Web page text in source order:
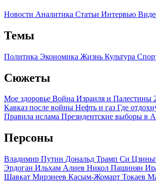
Новости Аналитика Статьи Интервью
Темы
Политика Экономика Жизнь Культура
Сюжеты
Мое здоровье Война Израиля и Палестины
Кавказ после войны Нефть и газ Где
Правила ислама Президентские выборы в
Персоны
Владимир Путин Дональд Трамп Си
Эрдоган Ильхам Алиев Никол Пашинян
Шавкат Мирзиеев Касым-Жомарт Токаев